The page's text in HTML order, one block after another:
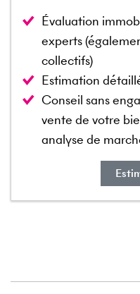
Évaluation
experts
collectifs)
Estimation
Conseil sans
vente de votre
analyse de